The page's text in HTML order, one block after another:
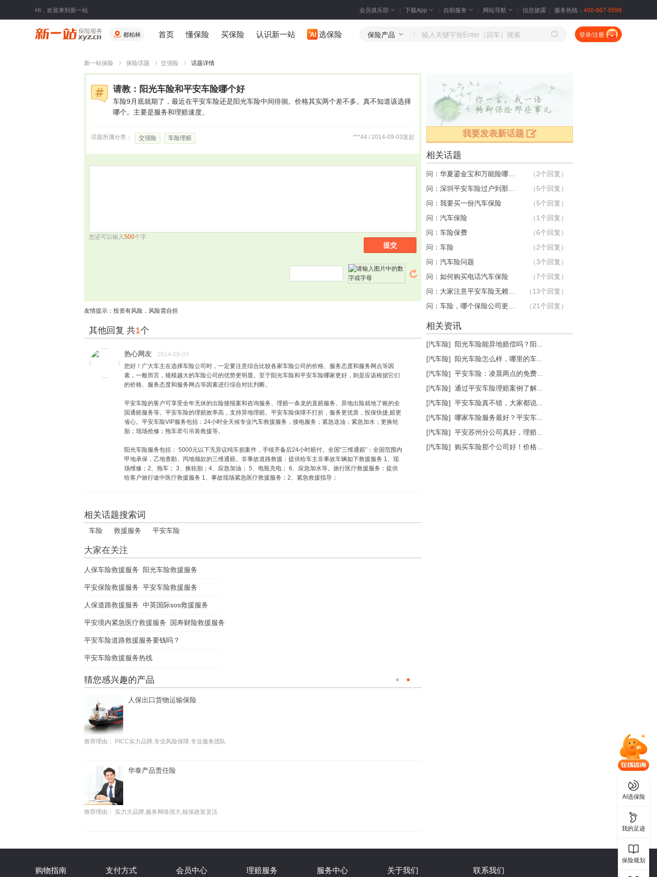
Hi，欢迎来到新一站 会员俱乐部 下载App 自助服务 网站导航 信息披露 服务热线： 400-667-5599
都柏林 首页 懂保险 买保险 认识新一站 选保险 保险产品 登录/注册
新一站保险 保险话题 交强险 话题详情
请教：阳光车险和平安车险哪个好
车险9月底就期了，最近在平安车险还是阳光车险中间徘徊。价格其实两个差不多。真不知道该选择
哪个。主要是服务和理赔速度。
***44 / 2014-09-03发起
话题所属分类： 交强险 车险理赔
提交
您还可以输入500个字
友情提示：投资有风险，风险需自担
其他回复 共1个
热心网友
2014-09-03
您好！广大车主在选择车险公司时，一定要注意综合比较各家车险公司的价格、服务态度和服务网点等因
素，一般而言，规模越大的车险公司的优势更明显。至于阳光车险和平安车险哪家更好，则是应该根据它们
的价格、服务态度和服务网点等因素进行综合对比判断。
平安车险的客户可享受全年无休的出险接报案和咨询服务、理赔一条龙的直赔服务、异地出险就地了账的全
国通赔服务等。平安车险的理赔效率高，支持异地理赔。平安车险保障不打折，服务更优质，投保快捷,赔更
省心。平安车险VIP服务包括：24小时全天候专业汽车救援服务，接电服务；紧急送油；紧急加水；更换轮
胎；现场抢修；拖车牵引吊装救援等。
阳光车险服务包括： 5000元以下无异议纯车损案件，手续齐备后24小时赔付。全国“三维通赔”：全国范围内
甲地承保，乙地查勘、丙地领款的三维通赔。非事故道路救援：提供给车主非事故车辆如下救援服务 1、现
场维修；2、拖车； 3、换轮胎；4、应急加油； 5、电瓶充电； 6、应急加水等。旅行医疗救援服务：提供
给客户旅行途中医疗救援服务 1、事故现场紧急医疗救援服务；2、紧急救援指导；
相关话题搜索词
车险 救援服务 平安车险
大家在关注
人保车险救援服务 阳光车险救援服务
平安保险救援服务 平安车险救援服务
人保道路救援服务 中英国际sos救援服务
平安境内紧急医疗救援服务 国寿财险救援服务
平安车险道路救援服务要钱吗？
平安车险救援服务热线
猜您感兴趣的产品
PICC实力品牌,专业风险保障,专业服务团队
华泰产品责任险
人保国内货物运输保险
人保进口货物运输保险
人保出口货物运输保险
推荐理由： PICC实力品牌,专业风险保障,专业服务团队
华泰产品责任险
推荐理由： 实力大品牌,服务网络强大,核保政策灵活
人保国内货物运输保险
我要发表新话题
相关话题
（2个回复）
（5个回复）
问：我要买一份汽车保险
（5个回复）
问：汽车保险
（1个回复）
问：车险保费
（6个回复）
问：车险
（2个回复）
问：汽车险问题
（3个回复）
问：如何购买电话汽车保险
（7个回复）
（13个回复）
（21个回复）
相关资讯
[汽车险]
阳光车险能异地赔偿吗？阳...
[汽车险]
阳光车险怎么样，哪里的车...
[汽车险] 平安车险：凌晨两点的免费...
[汽车险] 通过平安车险理赔案例了解...
[汽车险] 平安车险真不错，大家都说...
[汽车险] 哪家车险服务最好？平安车...
[汽车险] 平安苏州分公司真好，理赔...
[汽车险]
购买车险那个公司好！价格...
AI选保险
我的足迹
保险规划
购物指南 支付方式 会员中心 理赔服务 服务中心 关于我们 联系我们